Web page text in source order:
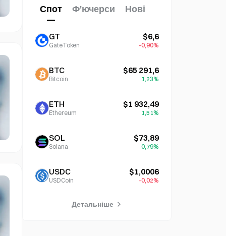
Спот Ф'ючерси Нові
GT
GateToken
$6,6
-0,90%
BTC
Bitcoin
$65 291,6
1,23%
ETH
Ethereum
$1 932,49
1,51%
SOL
Solana
$73,89
0,79%
USDC
USDCoin
$1,0006
-0,02%
Детальніше